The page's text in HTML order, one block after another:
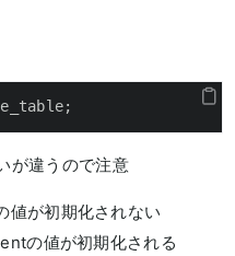
が違うので注意
が初期化されない
の値が初期化される